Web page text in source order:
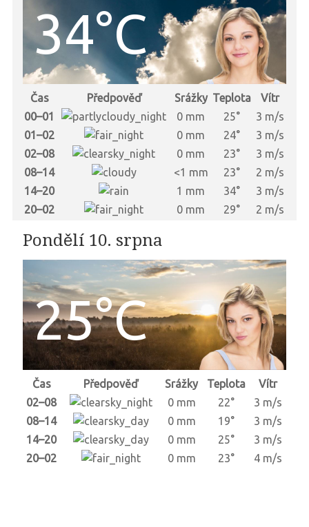
34°C
Čas Předpověď Srážky Teplota
Vítr
00–01
0 mm 25°
3 m/s
01–02
0 mm 24°
3 m/s
02–08
0 mm 23°
3 m/s
08–14
<1 mm 23°
2 m/s
14–20
1 mm 34°
3 m/s
20–02
0 mm 29° 2 m/s
Pondělí 10. srpna
25°C
Čas Předpověď Srážky Teplota
Vítr
02–08
0 mm 22°
3 m/s
08–14
0 mm 19°
3 m/s
14–20
0 mm 25°
3 m/s
20–02
0 mm 23° 4 m/s